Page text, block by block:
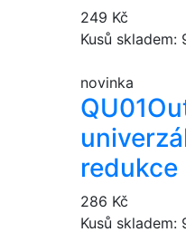
249 Kč
Kusů skladem:
novinka
QU01
redukce
286 Kč
Kusů skladem: